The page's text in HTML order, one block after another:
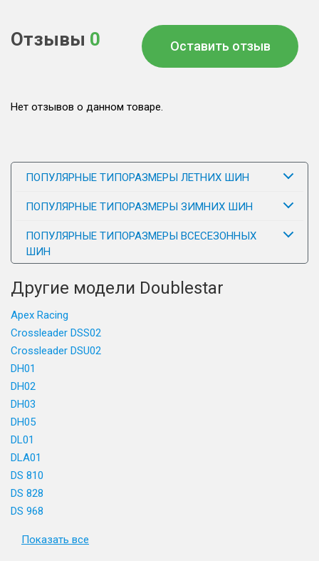
Отзывы 0 Оставить отзыв
Нет отзывов о данном товаре.
ПОПУЛЯРНЫЕ ТИПОРАЗМЕРЫ ЛЕТНИХ ШИН
ПОПУЛЯРНЫЕ ТИПОРАЗМЕРЫ ЗИМНИХ ШИН
ПОПУЛЯРНЫЕ ТИПОРАЗМЕРЫ ВСЕСЕЗОННЫХ
ШИН
Другие модели Doublestar
Apex Racing
Crossleader DSS02
Crossleader DSU02
DH01
DH02
DH03
DH05
DL01
DLA01
DS 810
DS 828
DS 968
Показать все